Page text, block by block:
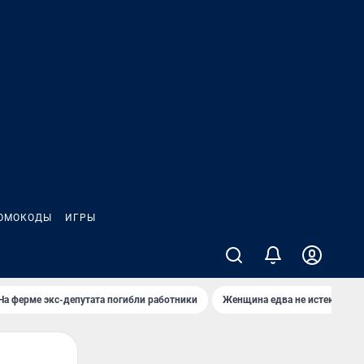
ИГРЫ
ферме экс-депутата погибли работники Женщина едва не истекла